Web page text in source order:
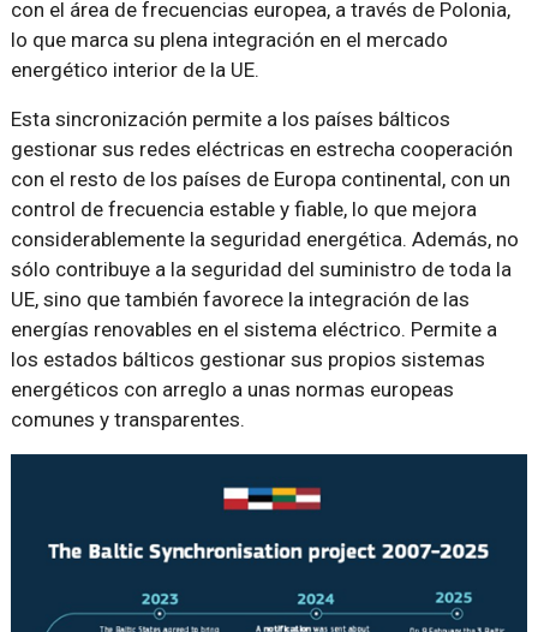
con el área de frecuencias europea, a través de Polonia,
lo que marca su plena integración en el mercado
energético interior de la UE.
Esta sincronización permite a los países bálticos
gestionar sus redes eléctricas en estrecha cooperación
con el resto de los países de Europa continental, con un
control de frecuencia estable y fiable, lo que mejora
considerablemente la seguridad energética. Además, no
sólo contribuye a la seguridad del suministro de toda la
UE, sino que también favorece la integración de las
energías renovables en el sistema eléctrico. Permite a
los estados bálticos gestionar sus propios sistemas
energéticos con arreglo a unas normas europeas
comunes y transparentes.